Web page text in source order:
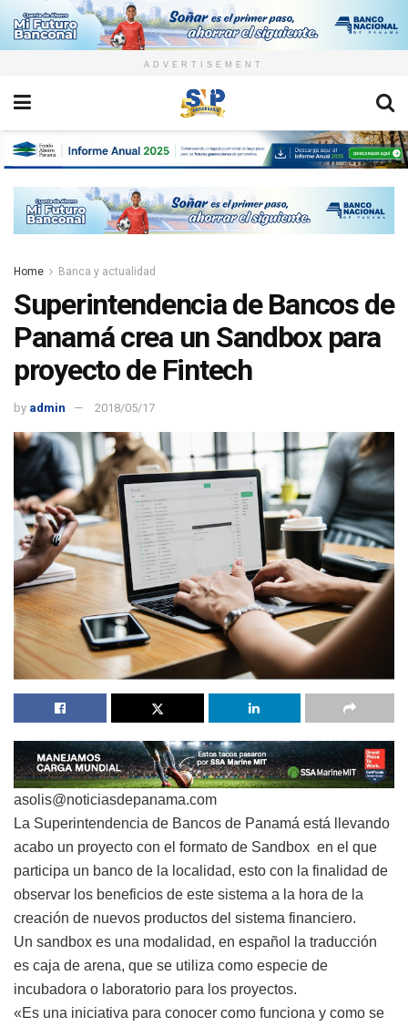
ADVERTISEMENT
Home Banca y actualidad
Superintendencia de Bancos de
Panamá crea un Sandbox para
proyecto de Fintech
by admin 2018/05/17
asolis@noticiasdepanama.com
La Superintendencia de Bancos de Panamá está llevando
acabo un proyecto con el formato de Sandbox en el que
participa un banco de la localidad, esto con la finalidad de
observar los beneficios de este sistema a la hora de la
creación de nuevos productos del sistema financiero.
Un sandbox es una modalidad, en español la traducción
es caja de arena, que se utiliza como especie de
incubadora o laboratorio para los proyectos.
«Es una iniciativa para conocer como funciona y como se